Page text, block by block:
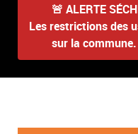
🚨 ALERTE
Les restrictions des
sur la commune.